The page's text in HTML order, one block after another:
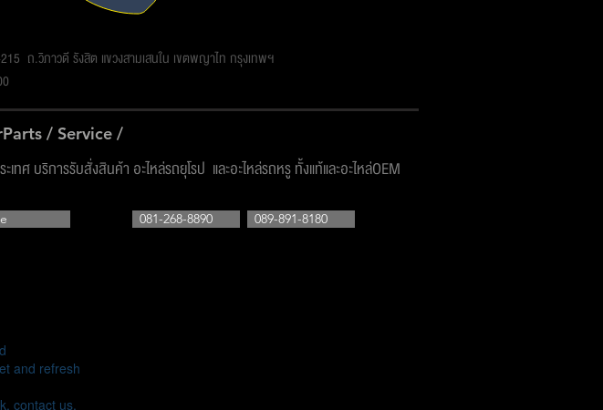
/ Service /
ถ.วิภาวดี รังสิต แขวงสามเสนใน เขตพญาไท กรุงเทพฯ
ทศ บริการรับสั่งสินค้า อะไหล่รถยุโรป และอะไหล่รถหรู ทั้งแท้และอะไหล่OEM
081-268-8890 089-891-8180
and refresh
contact us.